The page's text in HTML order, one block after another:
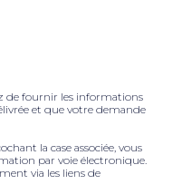
de fournir les informations
et que votre demande
la case associée, vous
par voie électronique.
via les liens de